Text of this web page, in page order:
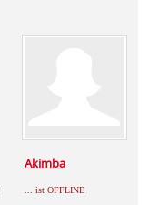
Akimba
... ist OFFLINE